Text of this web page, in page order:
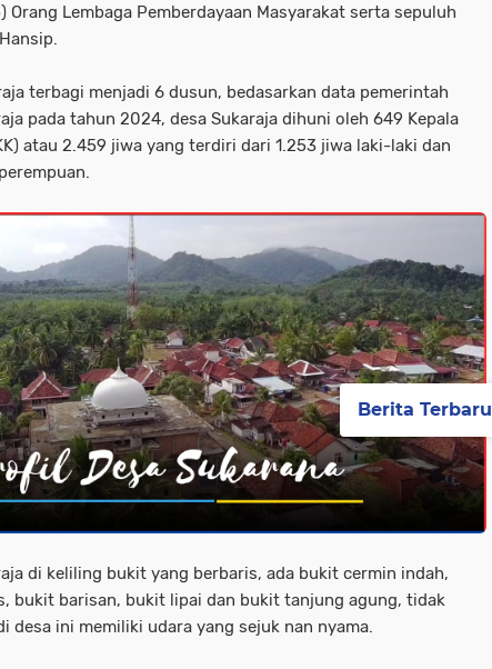
Orang Lembaga Pemberdayaan Masyarakat serta sepuluh
terbagi menjadi 6 dusun, bedasarkan data pemerintah
pada tahun 2024, desa Sukaraja dihuni oleh 649 Kepala
atau 2.459 jiwa yang terdiri dari 1.253 jiwa laki-laki dan
di keliling bukit yang berbaris, ada bukit cermin indah,
bukit barisan, bukit lipai dan bukit tanjung agung, tidak
desa ini memiliki udara yang sejuk nan nyama.
Berita Terbaru